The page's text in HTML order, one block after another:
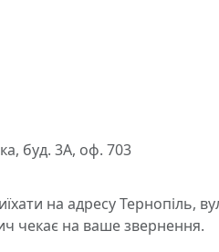
буд. 3А, оф. 703
на адресу Тернопіль,
чекає на ваше звернення.